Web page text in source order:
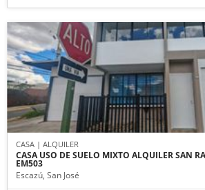
CASA | ALQUILER
CASA USO DE SUELO MIXTO ALQUILER SAN
EM503
Escazú, San José